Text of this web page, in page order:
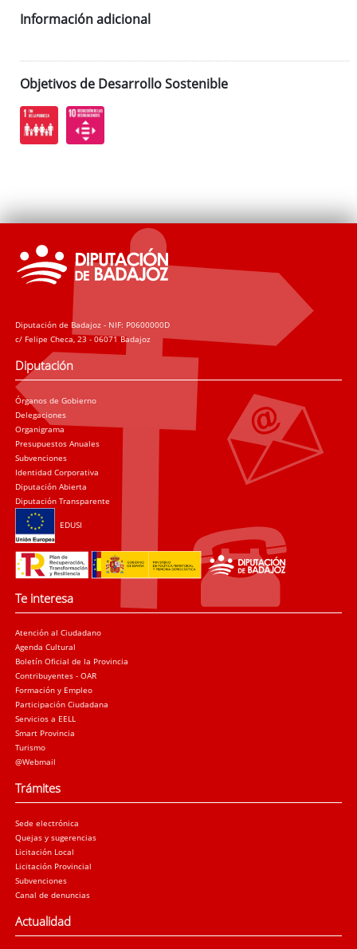
Información adicional
Objetivos de Desarrollo Sostenible
Diputación de Badajoz - NIF: P0600000D
c/ Felipe Checa, 23 - 06071 Badajoz
Diputación
Órganos de Gobierno
Delegaciones
Organigrama
Presupuestos Anuales
Subvenciones
Identidad Corporativa
Diputación Abierta
Diputación Transparente
EDUSI
Te interesa
Atención al Ciudadano
Agenda Cultural
Boletín Oficial de la Provincia
Contribuyentes - OAR
Formación y Empleo
Participación Ciudadana
Servicios a EELL
Smart Provincia
Turismo
@Webmail
Trámites
Sede electrónica
Quejas y sugerencias
Licitación Local
Licitación Provincial
Subvenciones
Canal de denuncias
Actualidad